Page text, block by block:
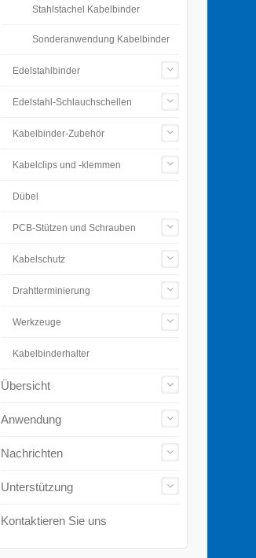
Stahlstachel Kabelbinder
Sonderanwendung Kabelbinder
Edelstahlbinder
Edelstahl-Schlauchschellen
Kabelbinder-Zubehör
Kabelclips und -klemmen
Dübel
PCB-Stützen und Schrauben
Kabelschutz
Drahtterminierung
Werkzeuge
Kabelbinderhalter
Übersicht
Anwendung
Nachrichten
Unterstützung
Kontaktieren Sie uns